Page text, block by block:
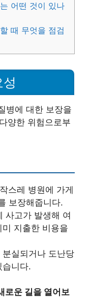
어떤 것이 있나
때 무엇을 점검
병에 대한 보장을
양한 위험으로부
스레 병원에 가게
보장해줍니다.
사고가 발생해 여
지출한 비용을
실되거나 도난당
니다.
로운 길을 열어보